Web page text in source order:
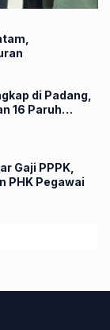
di Padang,
16 Paruh
Gaji PPPK,
PHK Pegawai